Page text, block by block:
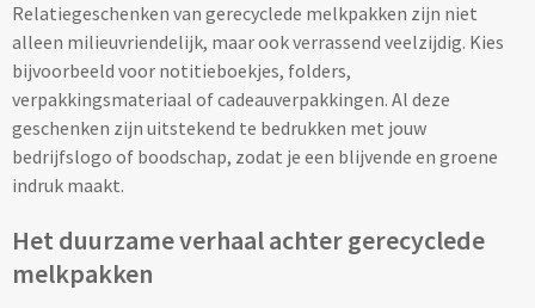
Rompertjes bedrukken
Babycapes bedrukken
Slabbetjes bedrukken
Schoenenpoetssets bedrukken
Relatiegeschenken van gerecyclede melkpakken zijn niet
alleen milieuvriendelijk, maar ook verrassend veelzijdig. Kies
bijvoorbeeld voor notitieboekjes, folders,
verpakkingsmateriaal of cadeauverpakkingen. Al deze
geschenken zijn uitstekend te bedrukken met jouw
bedrijfslogo of boodschap, zodat je een blijvende en groene
indruk maakt.
Het duurzame verhaal achter gerecyclede
melkpakken